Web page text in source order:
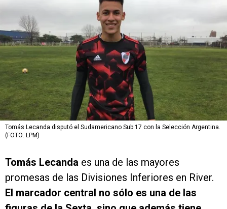
Tomás Lecanda disputó el Sudamericano Sub 17 con la Selección Argentina.
(FOTO: LPM)
Tomás Lecanda es una de las mayores
promesas de las Divisiones Inferiores en River.
El marcador central no sólo es una de las